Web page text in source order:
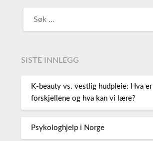
SISTE INNLEGG
K-beauty vs. vestlig hudpleie: Hva er
forskjellene og hva kan vi lære?
Psykologhjelp i Norge